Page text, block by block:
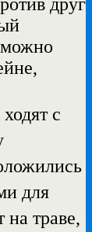
можно
с
для
на траве,